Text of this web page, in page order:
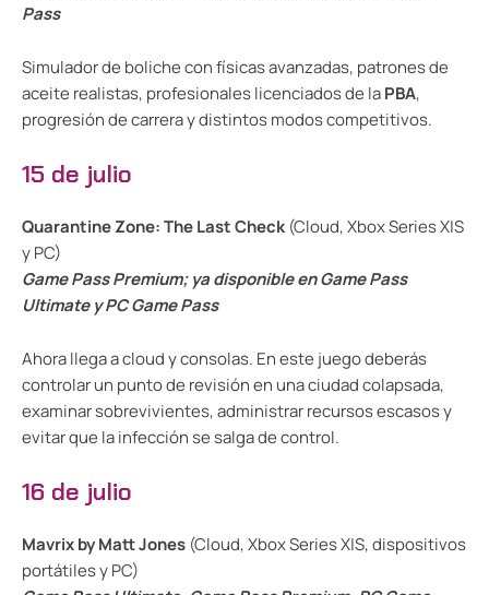
Pass
Simulador de boliche con físicas avanzadas, patrones de
aceite realistas, profesionales licenciados de laPBA,
progresión de carrera y distintos modos competitivos.
15 de julio
Quarantine Zone: The Last Check (Cloud, Xbox Series X|S
y PC)
Game Pass Premium; ya disponible en Game Pass
Ultimate y PC Game Pass
Ahora llega a cloud y consolas. En este juego deberás
controlar un punto de revisión en una ciudad colapsada,
examinar sobrevivientes, administrar recursos escasos y
evitar que la infección se salga de control.
16 de julio
Mavrix by Matt Jones (Cloud, Xbox Series X|S, dispositivos
portátiles y PC)